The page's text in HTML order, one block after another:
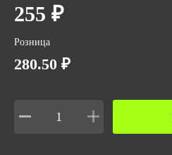
ГОСТ 12.4.251-2013
Количество в упаковке
0.183
255 ₽
Розница
280.50 ₽